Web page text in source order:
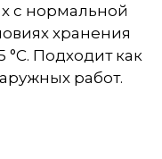
с нормальной
хранения
°С. Подходит как
работ.